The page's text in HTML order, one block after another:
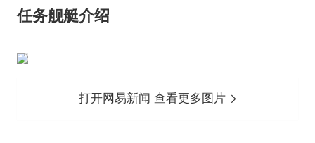
任务舰艇介绍
打开网易新闻 查看更多图片